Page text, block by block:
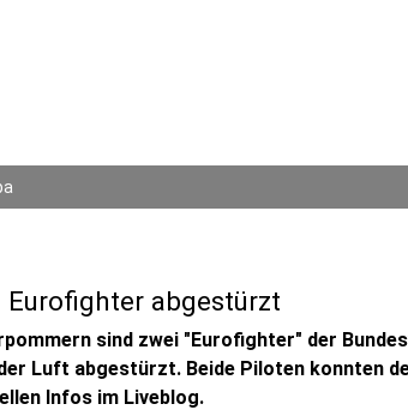
Eurofighter abgestürzt
sind zwei "Eurofighter" der
Luft abgestürzt. Beide Piloten konnten
Infos im Liveblog.